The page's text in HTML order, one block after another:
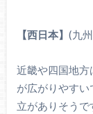
【西日本】 (九
近畿や四国地方
が広がりやす
立がありそう